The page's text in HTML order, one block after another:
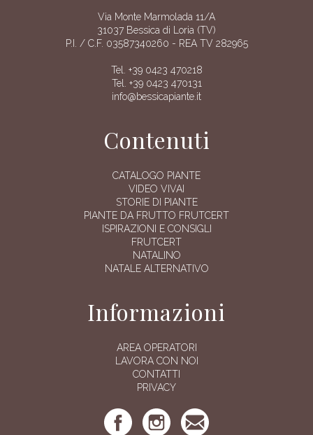
Via Monte Marmolada 11/A
31037 Bessica di Loria (TV)
P.I. / C.F. 03587340260 - REA TV 282965
Tel. +39 0423 470218
Tel. +39 0423 470131
info@bessicapiante.it
Contenuti
CATALOGO PIANTE
VIDEO VIVAI
STORIE DI PIANTE
PIANTE DA FRUTTO FRUTCERT
ISPIRAZIONI E CONSIGLI
FRUTCERT
NATALINO
NATALE ALTERNATIVO
Informazioni
AREA OPERATORI
LAVORA CON NOI
CONTATTI
PRIVACY